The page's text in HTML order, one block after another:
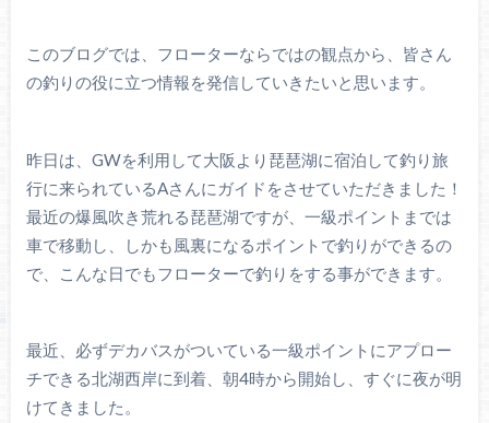
このブログでは、フローターならではの観点から、皆さん
の釣りの役に立つ情報を発信していきたいと思います。
昨日は、GWを利用して大阪より琵琶湖に宿泊して釣り旅
行に来られているAさんにガイドをさせていただきました！
最近の爆風吹き荒れる琵琶湖ですが、一級ポイントまでは
車で移動し、しかも風裏になるポイントで釣りができるの
で、こんな日でもフローターで釣りをする事ができます。
最近、必ずデカバスがついている一級ポイントにアプロー
チできる北湖西岸に到着、朝4時から開始し、すぐに夜が明
けてきました。